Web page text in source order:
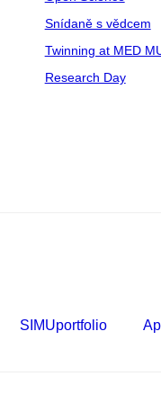
Snídaně s vědcem
Twinning at MED
Research Day
SIMUportfolio